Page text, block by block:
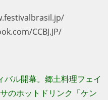
CCBJ.JP/
ル開幕。郷土料理フェイ
のホットドリンク「ケン